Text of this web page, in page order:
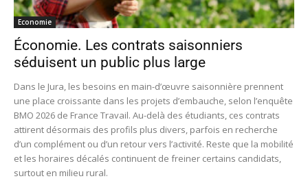
Economie
Économie. Les contrats saisonniers
séduisent un public plus large
Dans le Jura, les besoins en main-d’œuvre saisonnière prennent
une place croissante dans les projets d’embauche, selon l’enquête
BMO 2026 de France Travail. Au-delà des étudiants, ces contrats
attirent désormais des profils plus divers, parfois en recherche
d’un complément ou d’un retour vers l’activité. Reste que la mobilité
et les horaires décalés continuent de freiner certains candidats,
surtout en milieu rural.